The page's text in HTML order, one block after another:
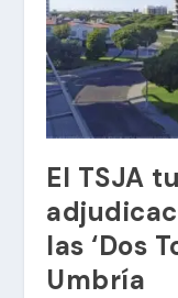
El TSJA
las ‘Dos
Umbría